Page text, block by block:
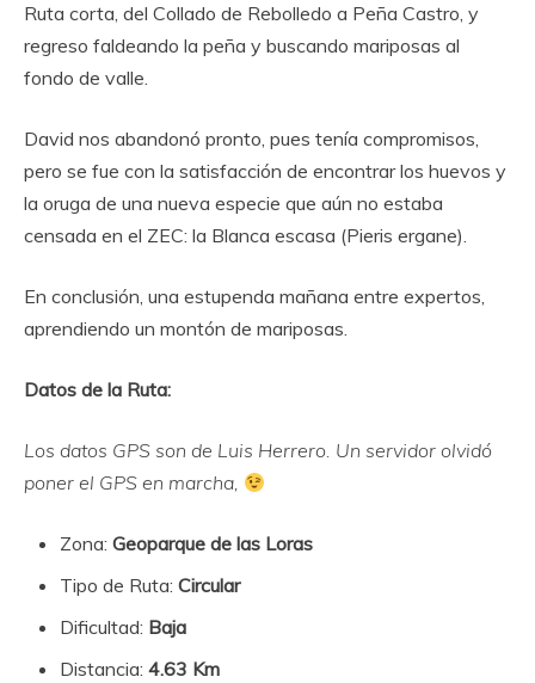
Ruta corta, del Collado de Rebolledo a Peña Castro, y
regreso faldeando la peña y buscando mariposas al
fondo de valle.
David nos abandonó pronto, pues tenía compromisos,
pero se fue con la satisfacción de encontrar los huevos y
la oruga de una nueva especie que aún no estaba
censada en el ZEC: la Blanca escasa (Pieris ergane).
En conclusión, una estupenda mañana entre expertos,
aprendiendo un montón de mariposas.
Datos de la Ruta:
Los datos GPS son de Luis Herrero. Un servidor olvidó
poner el GPS en marcha,
Zona: Geoparque de las Loras
Tipo de Ruta: Circular
Dificultad: Baja
Distancia: 4.63 Km